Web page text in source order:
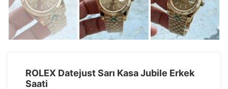
ROLEX Datejust Sarı Kasa Jubile Erkek
Saati